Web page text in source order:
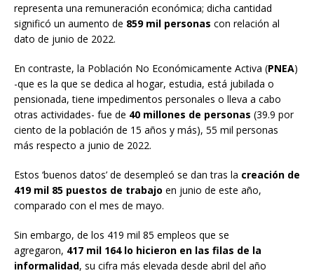
representa una remuneración económica; dicha cantidad
significó un aumento de 859 mil personas con relación al
dato de junio de 2022.
En contraste, la Población No Económicamente Activa (PNEA)
-que es la que se dedica al hogar, estudia, está jubilada o
pensionada, tiene impedimentos personales o lleva a cabo
otras actividades- fue de 40 millones de personas (39.9 por
ciento de la población de 15 años y más), 55 mil personas
más respecto a junio de 2022.
Estos ‘buenos datos’ de desempleó se dan tras la creación de
419 mil 85 puestos de trabajo en junio de este año,
comparado con el mes de mayo.
Sin embargo, de los 419 mil 85 empleos que se
agregaron, 417 mil 164 lo hicieron en las filas de la
informalidad, su cifra más elevada desde abril del año